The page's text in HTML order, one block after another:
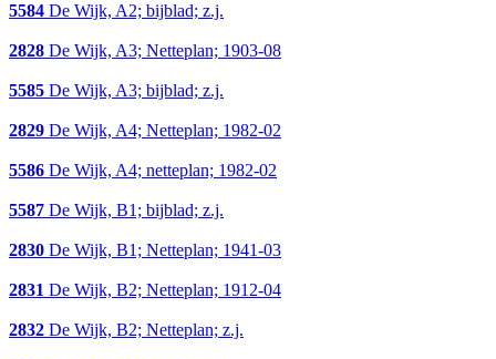
5584 De Wijk, A2; bijblad; z.j.
2828 De Wijk, A3; Netteplan; 1903-08
5585 De Wijk, A3; bijblad; z.j.
2829 De Wijk, A4; Netteplan; 1982-02
5586 De Wijk, A4; netteplan; 1982-02
5587 De Wijk, B1; bijblad; z.j.
2830 De Wijk, B1; Netteplan; 1941-03
2831 De Wijk, B2; Netteplan; 1912-04
2832 De Wijk, B2; Netteplan; z.j.